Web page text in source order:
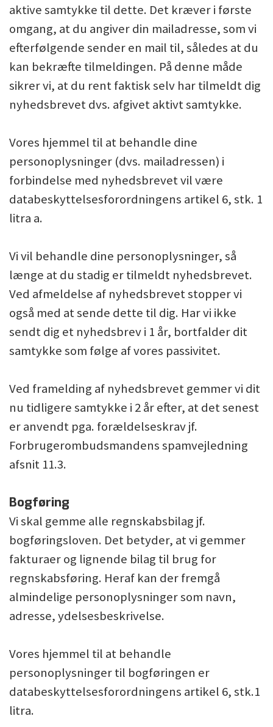
aktive samtykke til dette. Det kræver i første
omgang, at du angiver din mailadresse, som vi
efterfølgende sender en mail til, således at du
kan bekræfte tilmeldingen. På denne måde
sikrer vi, at du rent faktisk selv har tilmeldt dig
nyhedsbrevet dvs. afgivet aktivt samtykke.
Vores hjemmel til at behandle dine
personoplysninger (dvs. mailadressen) i
forbindelse med nyhedsbrevet vil være
databeskyttelsesforordningens artikel 6, stk. 1
litra a.
Vi vil behandle dine personoplysninger, så
længe at du stadig er tilmeldt nyhedsbrevet.
Ved afmeldelse af nyhedsbrevet stopper vi
også med at sende dette til dig. Har vi ikke
sendt dig et nyhedsbrev i 1 år, bortfalder dit
samtykke som følge af vores passivitet.
Ved framelding af nyhedsbrevet gemmer vi dit
nu tidligere samtykke i 2 år efter, at det senest
er anvendt pga. forældelseskrav jf.
Forbrugerombudsmandens spamvejledning
afsnit 11.3.
Bogføring
Vi skal gemme alle regnskabsbilag jf.
bogføringsloven. Det betyder, at vi gemmer
fakturaer og lignende bilag til brug for
regnskabsføring. Heraf kan der fremgå
almindelige personoplysninger som navn,
adresse, ydelsesbeskrivelse.
Vores hjemmel til at behandle
personoplysninger til bogføringen er
databeskyttelsesforordningens artikel 6, stk.1
litra.